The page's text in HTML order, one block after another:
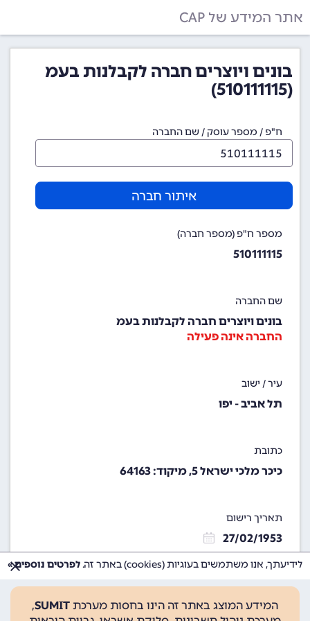
אתר המידע של CAP
בונים ויוצרים חברה לקבלנות בעמ
(510111115)
ח"פ / מספר עוסק / שם החברה
איתור חברה
מספר ח"פ (מספר חברה)
510111115
שם החברה
בונים ויוצרים חברה לקבלנות בעמ
החברה אינה פעילה
עיר / ישוב
תל אביב - יפו
כתובת
כיכר מלכי ישראל 5, מיקוד: 64163
תאריך רישום
27/02/1953
המידע המוצג באתר זה הינו בחסות מערכת SUMIT
,
לידיעתך, אנו משתמשים בעוגיות (cookies) באתר זה. לפרטים נוספים »